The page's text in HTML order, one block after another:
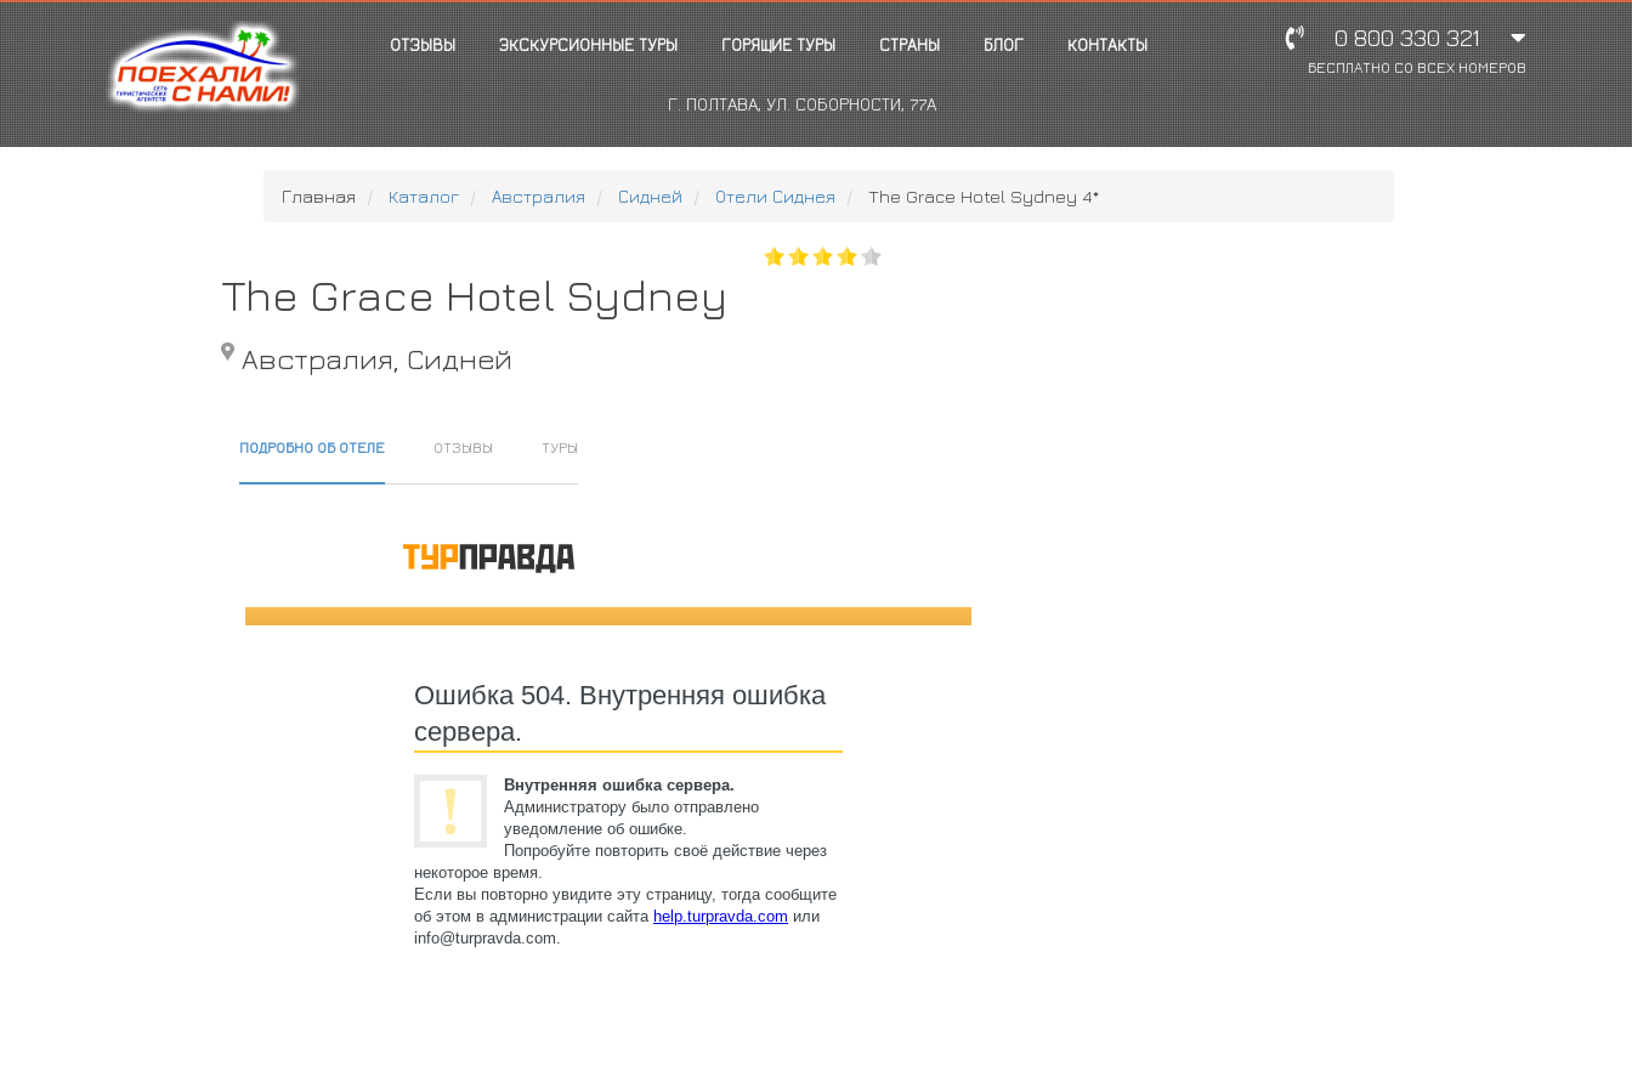
ОТЗЫВЫ ЭКСКУРСИОННЫЕ ТУРЫ ГОРЯЩИЕ ТУРЫ СТРАНЫ БЛОГ КОНТАКТЫ
Г. ПОЛТАВА, УЛ. СОБОРНОСТИ, 77А
0 800 330 321
БЕСПЛАТНО СО ВСЕХ НОМЕРОВ
Главная Каталог Австралия Сидней Отели Сиднея The Grace Hotel Sydney 4*
The Grace Hotel Sydney
Австралия, Сидней
ПОДРОБНО ОБ ОТЕЛЕ ОТЗЫВЫ ТУРЫ